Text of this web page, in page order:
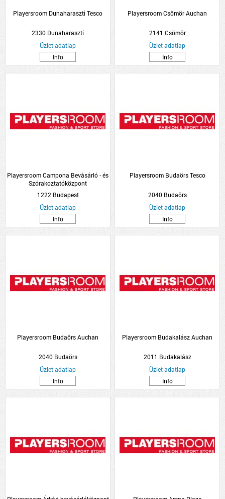
Playersroom Dunaharaszti Tesco
2330 Dunaharaszti
Üzlet adatlap
Info
Playersroom Csömör Auchan
2141 Csömör
Üzlet adatlap
Info
Playersroom Campona Bevásárló - és
Szórakoztatóközpont
1222 Budapest
Üzlet adatlap
Info
Playersroom Budaörs Tesco
2040 Budaörs
Üzlet adatlap
Info
Playersroom Budaörs Auchan
2040 Budaörs
Üzlet adatlap
Info
Playersroom Budakalász Auchan
2011 Budakalász
Üzlet adatlap
Info